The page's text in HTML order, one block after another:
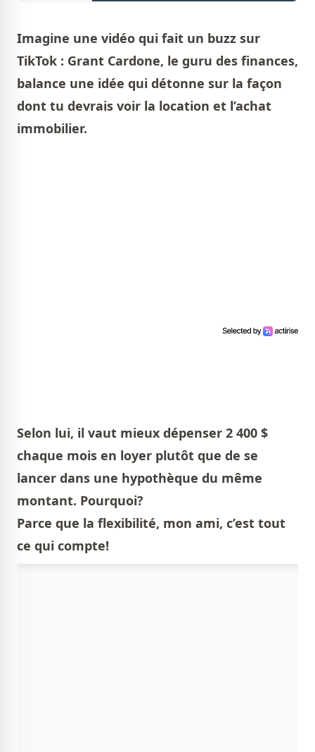
Imagine une vidéo qui fait un buzz sur
TikTok : Grant Cardone, le guru des finances,
balance une idée qui détonne sur la façon
dont tu devrais voir la location et l’achat
immobilier.
Selon lui, il vaut mieux dépenser 2 400 $
chaque mois en loyer plutôt que de se
lancer dans une hypothèque du même
montant. Pourquoi?
Parce que la flexibilité, mon ami, c’est tout
ce qui compte!